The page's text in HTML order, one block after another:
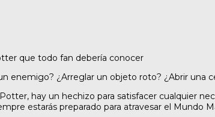
enemigo? ¿Arreglar un objeto roto? ¿Abrir una
hay un hechizo para satisfacer cualquier
estarás preparado para atravesar el Mundo